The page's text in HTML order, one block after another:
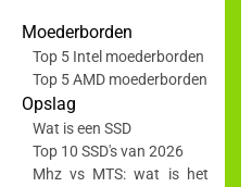
Moederborden
Top 5 Intel moederborden
Top 5 AMD moederborden
Opslag
Wat is een SSD
Top 10 SSD's van 2026
Mhz vs MTS: wat is het